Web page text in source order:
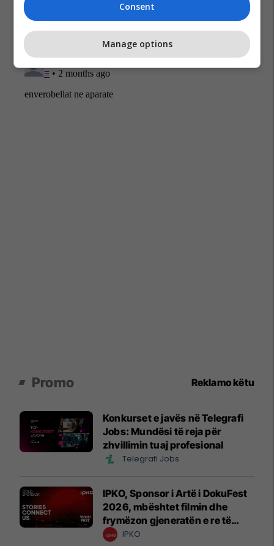
Promo Reklamo këtu
Konkurset e javës në Telegrafi
Jobs: Mundësi të reja për
zhvillimin tuaj profesional
Telegrafi Jobs
IPKO, Sponsor i Artë i DokuFest
2026, mbështet filmin dhe
frymëzon gjeneratën e re të
krijuesve
IPKO
Consent
Manage options